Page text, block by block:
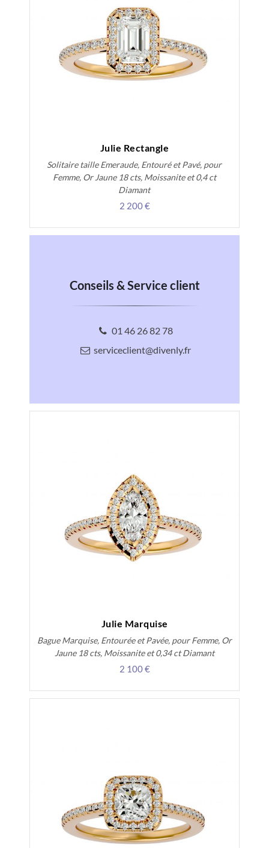
Julie Rectangle
Solitaire taille Emeraude, Entouré et Pavé, pour
Femme, Or Jaune 18 cts, Moissanite et 0,4 ct
Diamant
2 200 €
Conseils & Service client
01 46 26 82 78
serviceclient@divenly.fr
Julie Marquise
Bague Marquise, Entourée et Pavée, pour Femme, Or
Jaune 18 cts, Moissanite et 0,34 ct Diamant
2 100 €